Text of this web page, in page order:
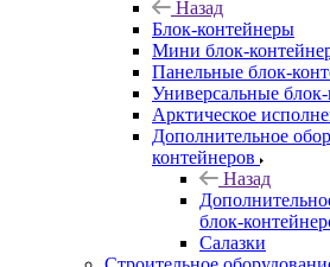
Назад
Блок-контейнеры
Мини блок-
Панельные блок-
Универсальные
Арктическое
Дополнительное
контейнеров
Назад
блок-
Салазки